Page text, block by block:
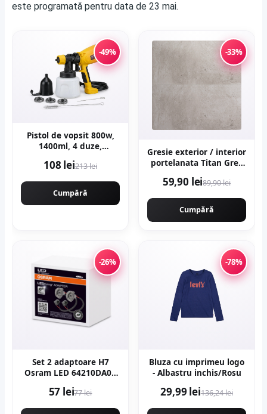
este programată pentru data de 23 mai.
-49%
Pistol de vopsit 800w,
1400ml, 4 duze,
putere variabila
108 lei213 lei
Cumpără
-33%
Gresie exterior / interior
portelanata Titan Grey
rectificata aspect
59,90 lei89,90 lei
Cumpără
-26%
Set 2 adaptoare H7
Osram LED 64210DA08
57 lei77 lei
-78%
Bluza cu imprimeu logo
- Albastru inchis/Rosu
29,99 lei136,24 lei